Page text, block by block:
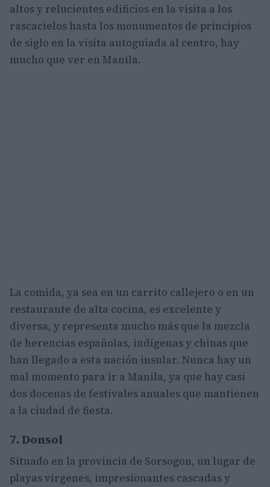
altos y relucientes edificios en la visita a los
rascacielos hasta los monumentos de principios
de siglo en la visita autoguiada al centro, hay
mucho que ver en Manila.
La comida, ya sea en un carrito callejero o en un
restaurante de alta cocina, es excelente y
diversa, y representa mucho más que la mezcla
de herencias españolas, indígenas y chinas que
han llegado a esta nación insular. Nunca hay un
mal momento para ir a Manila, ya que hay casi
dos docenas de festivales anuales que mantienen
a la ciudad de fiesta.
7. Donsol
Situado en la provincia de Sorsogon, un lugar de
playas vírgenes, impresionantes cascadas y